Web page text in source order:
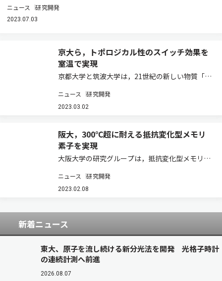
ニュース 研究開発
2023.07.03
京大ら，トポロジカル性のスイッチ効果を
室温で実現
京都大学と筑波大学は，21世紀の新しい物質「ト
ル結晶絶縁体」を用いて，そのトポロジカル性に
由来する新奇なスイッチング効果を室温で実現す
ニュース 研究開発
2023.03.02
阪大，300℃超に耐える抵抗変化型メモリ
素子を実現
大阪大学の研究グループは，抵抗変化型メモリ素
界で初めて成功した（ニュースリリース）。 シリ
コントランジスタの動作温度は，シリコン半導体
ニュース 研究開発
2023.02.08
新着ニュース
東大、原子を流し続ける新分光法を開発 光格子時計
の連続計測へ前進
2026.08.07